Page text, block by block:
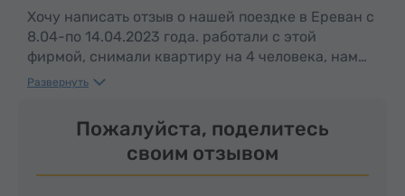
Хочу написать отзыв о нашей поездке в Ереван с
8.04-по 14.04.2023 года. работали с этой
фирмой, снимали квартиру на 4 человека, нам
было просторно и уютно в 4-рехкомнатной
отель нам бы обошелся в 25-30 тыс, а квартира в
пересчете на 1 человека в 15 тыс. Квартиру
убирали сотрудники, как только обращались за
Развернуть
Пожалуйста, поделитесь
своим отзывом